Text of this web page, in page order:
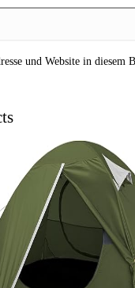
und Website in diesem